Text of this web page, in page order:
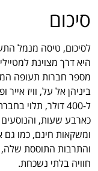
סיכום
לסיכום, טיסה מנמל
היא דרך מצוינת
מספר חברות תעופה
ל-400 דולר, תלוי
כארבע שעות, והנוסעים
ומשקאות חינם, כמו גם
והתרבות התוססת שלה,
חוויה בלתי נשכחת.